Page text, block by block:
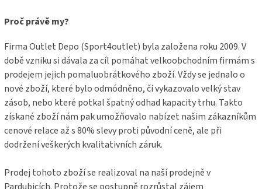
aProč právě my?
Firma Outlet Depo (Sport4outlet) byla založena roku 2009. V
době vzniku si dávala za cíl pomáhat velkoobchodním firmám s
prodejem jejich pomaluobrátkového zboží. Vždy se jednalo o
nové zboží, které bylo odmódněno, či vykazovalo velký stav
zásob, nebo které potkal špatný odhad kapacity trhu. Takto
získané zboží nám pak umožňovalo nabízet našim zákazníkům
cenové relace až s 80% slevy proti původní ceně, ale při
dodržení veškerých kvalitativních záruk.
Prodej tohoto zboží se realizoval na naší prodejně v